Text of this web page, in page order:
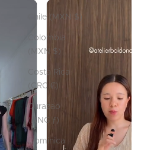
Chile (MXN $)
Colombia
(MXN $)
Costa Rica
(CRC ₡)
Curazao
(ANG ƒ)
Dominica